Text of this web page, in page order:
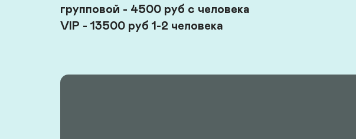
групповой - 4500 руб с человека
VIP - 13500 руб 1-2 человека